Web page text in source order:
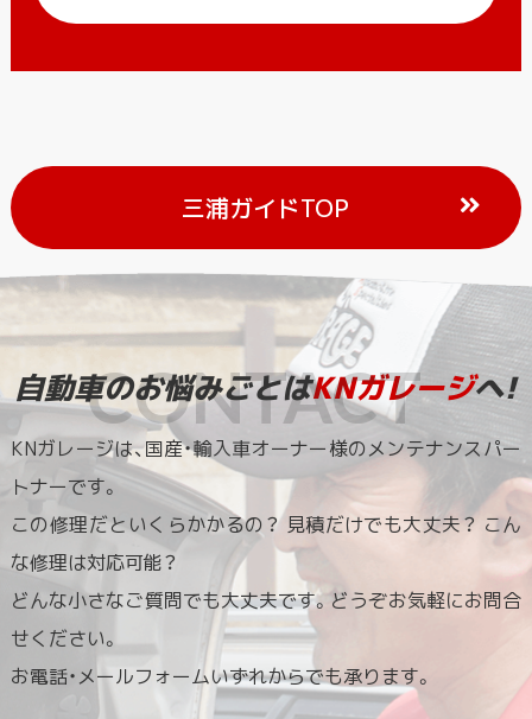
三浦ガイドTOP
自動車のお悩みごとはKNガレージへ!
KNガレージは、国産・輸入車オーナー様のメンテナンスパー
トナーです。
この修理だといくらかかるの？ 見積だけでも大丈夫？ こん
な修理は対応可能？
どんな小さなご質問でも大丈夫です。どうぞお気軽にお問合
せください。
お電話・メールフォームいずれからでも承ります。